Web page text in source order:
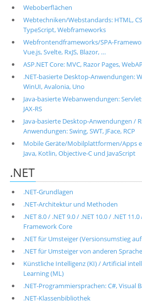
Weboberflächen
Webtechniken/Webstandards: HTML,
TypeScript, Webframeworks
Webfrontendframeworks/SPA-
Vue.js, Svelte, RxJS, Blazor, …
ASP.NET Core: MVC, Razor Pages,
.NET-basierte Desktop-Anwendungen:
WinUI, Avalonia, Uno
Java-basierte Webanwendungen: Servlets,
JAX-RS
Java-basierte Desktop-Anwendungen /
Anwendungen: Swing, SWT, JFace, RCP
Mobile Geräte/Mobilplattformen/Apps
Java, Kotlin, Objective-C und JavaScript
.NET
.NET-Grundlagen
.NET-Architektur und Methoden
.NET 8.0 / .NET 9.0 / .NET 10.0 / .NET
Framework Core
.NET für Umsteiger (Versionsumstieg
.NET für Umsteiger von anderen
Künstliche Intelligenz (KI) / Artificial
Learning (ML)
.NET-Programmiersprachen: C#, Visual
.NET-Klassenbibliothek